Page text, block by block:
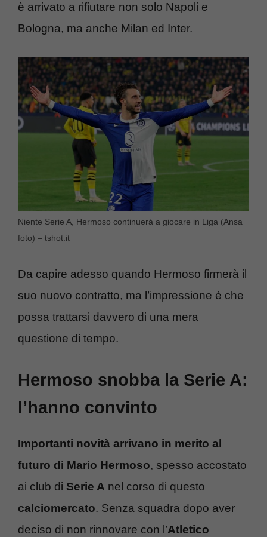
è arrivato a rifiutare non solo Napoli e
Bologna, ma anche Milan ed Inter.
Niente Serie A, Hermoso continuerà a giocare in Liga (Ansa
foto) – tshot.it
Da capire adesso quando Hermoso firmerà il
suo nuovo contratto, ma l’impressione è che
possa trattarsi davvero di una mera
questione di tempo.
Hermoso snobba la Serie A:
l’hanno convinto
Importanti novità arrivano in merito al
futuro di Mario Hermoso, spesso accostato
ai club di Serie A nel corso di questo
calciomercato. Senza squadra dopo aver
deciso di non rinnovare con l’Atletico